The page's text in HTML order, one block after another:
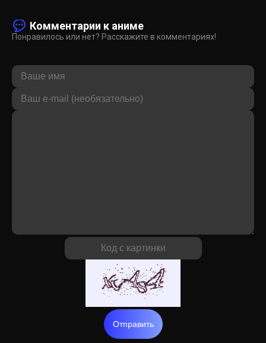
Комментарии к аниме
Понравилось или нет? Расскажите в комментариях!
Отправить